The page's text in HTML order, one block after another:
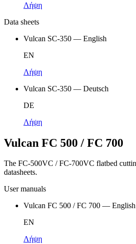
Λήψη
Data sheets
Vulcan SC-350 — English
EN
Λήψη
Vulcan SC-350 — Deutsch
DE
Λήψη
Vulcan FC 500 / FC 700
The FC-500VC / FC-700VC flatbed
datasheets.
User manuals
Vulcan FC 500 / FC 700 — English
EN
Λήψη